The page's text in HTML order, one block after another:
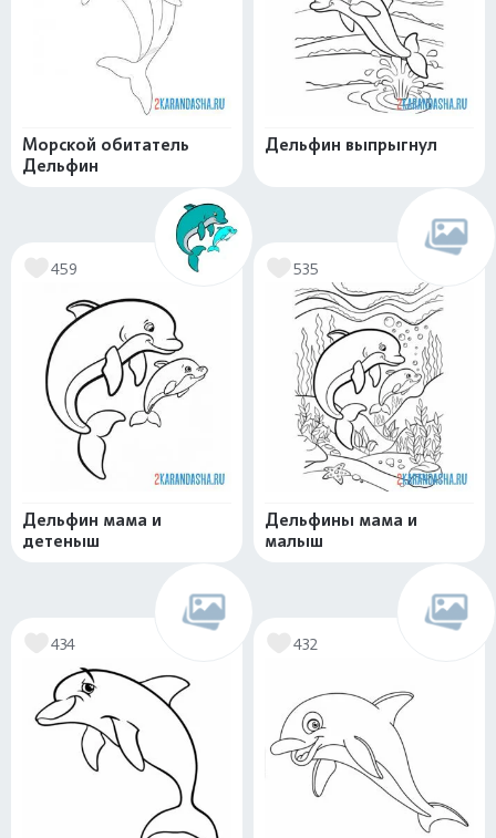
Морской обитатель
Дельфин
Дельфин выпрыгнул
459
Дельфин мама и
детеныш
535
Дельфины мама и
малыш
434 432